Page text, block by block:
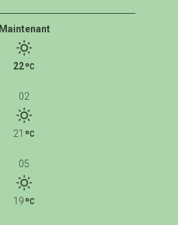
Maintenant
22
02
21
05
19